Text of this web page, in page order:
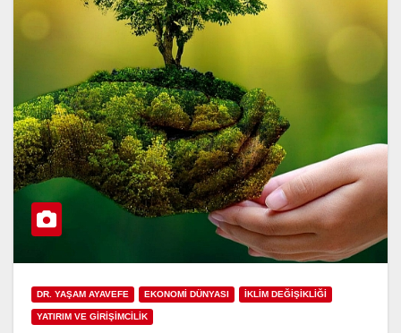
DR. YAŞAM AYAVEFE EKONOMİ DÜNYASI İKLİM DEĞİŞİKLİĞİ
YATIRIM VE GİRİŞİMCİLİK